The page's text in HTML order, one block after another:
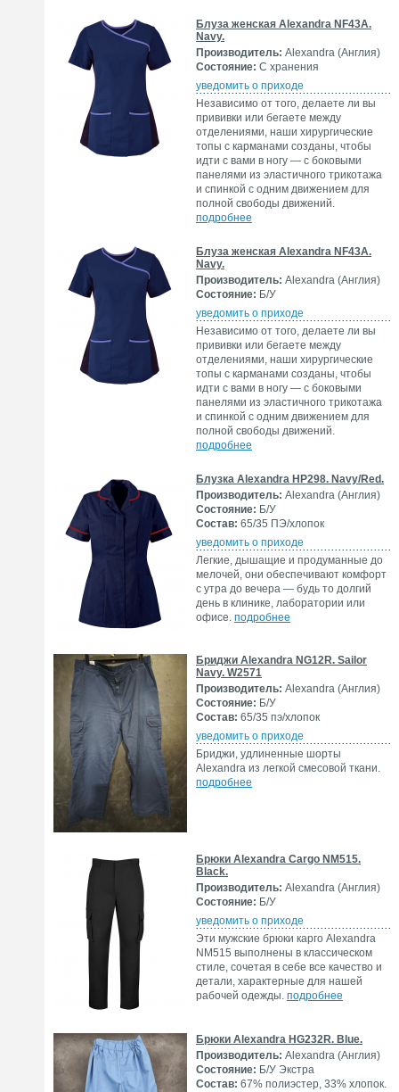
Блуза женская Alexandra NF43A.
Navy.
Производитель: Alexandra (Англия)
Состояние: С хранения
уведомить о приходе
Независимо от того, делаете ли вы
прививки или бегаете между
отделениями, наши хирургические
топы с карманами созданы, чтобы
идти с вами в ногу — с боковыми
панелями из эластичного трикотажа
и спинкой с одним движением для
полной свободы движений.
подробнее
Блуза женская Alexandra NF43A.
Navy.
Производитель: Alexandra (Англия)
Состояние: Б/У
уведомить о приходе
Независимо от того, делаете ли вы
прививки или бегаете между
отделениями, наши хирургические
топы с карманами созданы, чтобы
идти с вами в ногу — с боковыми
панелями из эластичного трикотажа
и спинкой с одним движением для
полной свободы движений.
подробнее
Блузка Alexandra HP298. Navy/Red.
Производитель: Alexandra (Англия)
Состояние: Б/У
Состав: 65/35 ПЭ/хлопок
уведомить о приходе
Легкие, дышащие и продуманные до
мелочей, они обеспечивают комфорт
с утра до вечера — будь то долгий
день в клинике, лаборатории или
офисе. подробнее
Бриджи Alexandra NG12R. Sailor
Navy. W2571
Производитель: Alexandra (Англия)
Состояние: Б/У
Состав: 65/35 пэ/хлопок
уведомить о приходе
Бриджи, удлиненные шорты
Alexandra из легкой смесовой ткани.
подробнее
Брюки Alexandra Cargo NM515.
Black.
Производитель: Alexandra (Англия)
Состояние: Б/У
уведомить о приходе
Эти мужские брюки карго Alexandra
NM515 выполнены в классическом
стиле, сочетая в себе все качество и
детали, характерные для нашей
рабочей одежды. подробнее
Брюки Alexandra HG232R. Blue.
Производитель: Alexandra (Англия)
Состояние: Б/У Экстра
Состав: 67% полиэстер, 33% хлопок.